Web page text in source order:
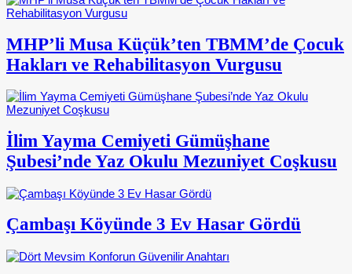
MHP’li Musa Küçük’ten TBMM’de Çocuk
Hakları ve Rehabilitasyon Vurgusu
İlim Yayma Cemiyeti Gümüşhane
Şubesi’nde Yaz Okulu Mezuniyet Coşkusu
Çambaşı Köyünde 3 Ev Hasar Gördü